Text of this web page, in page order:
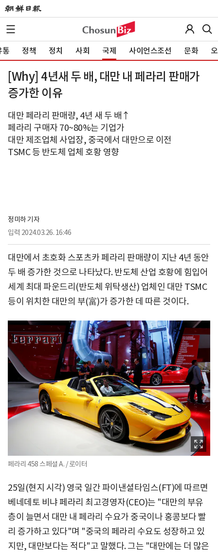
통 정책 정치 사회 국제 사이언스조선 문화
[Why] 4년새 두 배, 대만 내 페라리 판매가
증가한 이유
대만 페라리 판매량, 4년 새 두 배↑
페라리 구매자 70~80%는 기업가
대만 제조업체 사업장, 중국에서 대만으로 이전
TSMC 등 반도체 업체 호황 영향
정미하 기자
입력 2024.03.26. 16:46
대만에서 초호화 스포츠카 페라리 판매량이 지난 4년 동안
두 배 증가한 것으로 나타났다. 반도체 산업 호황에 힘입어
세계 최대 파운드리(반도체 위탁생산) 업체인 대만 TSMC
등이 위치한 대만의 부(富)가 증가한 데 따른 것이다.
페라리 458 스페셜 A. / 로이터
25일(현지 시각) 영국 일간 파이낸셜타임스(FT)에 따르면
베네데토 비냐 페라리 최고경영자(CEO)는 "대만의 부유
층이 늘면서 대만 내 페라리 수요가 중국이나 홍콩보다 빨
리 증가하고 있다"며 "중국의 페라리 수요도 성장하고 있
지만, 대만보다는 적다"고 말했다. 그는 "대만에는 더 많은